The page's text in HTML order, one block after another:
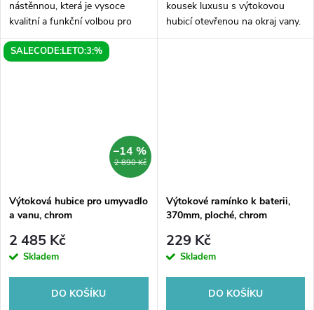
nástěnnou, která je vysoce
kvalitní a funkční volbou pro
váš domov či kancelář. Tato
kulatá hubice je navržena pro
kousek luxusu s výtokovou
hubicí otevřenou na okraj vany.
Tato nádherná kaskádová
SALECODE:LETO:3:%
2 890 Kč
–14 %
Výtoková hubice pro umyvadlo
a vanu, chrom
2 485 Kč
Skladem
DO KOŠÍKU
Výtokové ramínko k baterii,
370mm, ploché, chrom
229 Kč
Skladem
DO KOŠÍKU